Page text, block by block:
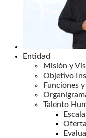
Entidad
Misión y
Objetivo
Funciones
Talento